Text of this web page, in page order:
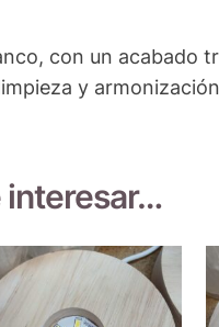
con un acabado
y
interesar…